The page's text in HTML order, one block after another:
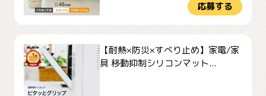
応募する
【耐熱×防災×すべり止め】家電/家
具 移動抑制シリコンマット...